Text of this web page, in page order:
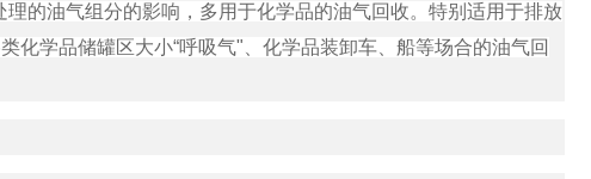
的油气组分的影响，多用于化学品的油气回收。特别适用于排放
学品储罐区大小“呼吸气"、化学品装卸车、船等场合的油气回